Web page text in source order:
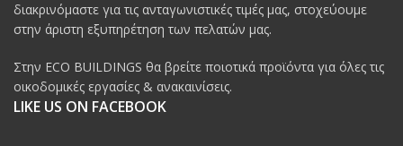
διακρινόμαστε για τις ανταγωνιστικές τιμές μας, στοχεύουμε
στην άριστη εξυπηρέτηση των πελατών μας.
Στην ECO BUILDINGS θα βρείτε ποιοτικά προϊόντα για όλες τις
οικοδομικές εργασίες & ανακαινίσεις.
LIKE US ON FACEBOOK